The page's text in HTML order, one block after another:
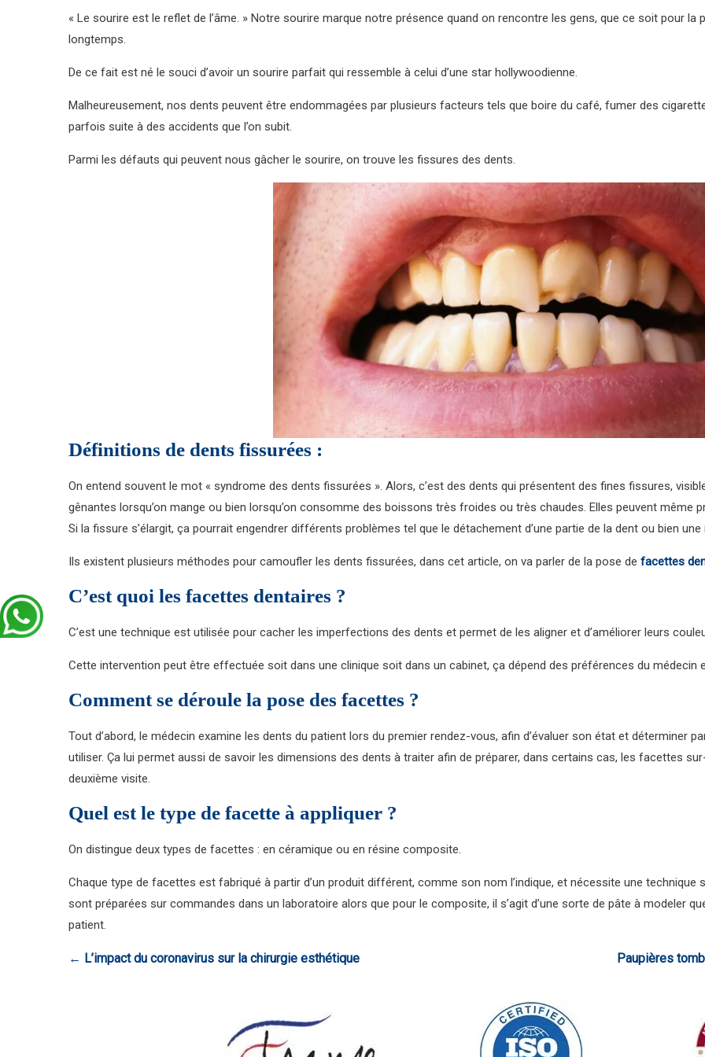
« Le sourire est le reflet de l’âme. » Notre sourire marque notre présence quand on rencontre les gens, que ce soit pour la
longtemps.
De ce fait est né le souci d’avoir un sourire parfait qui ressemble à celui d’une star hollywoodienne.
Malheureusement, nos dents peuvent être endommagées par plusieurs facteurs tels que boire du café, fumer des
parfois suite à des accidents que l’on subit.
Parmi les défauts qui peuvent nous gâcher le sourire, on trouve les fissures des dents.
Définitions de dents fissurées :
On entend souvent le mot « syndrome des dents fissurées ». Alors, c’est des dents qui présentent des fines fissures,
gênantes lorsqu’on mange ou bien lorsqu’on consomme des boissons très froides ou très chaudes. Elles peuvent même
Si la fissure s’élargit, ça pourrait engendrer différents problèmes tel que le détachement d’une partie de la dent ou bien
Ils existent plusieurs méthodes pour camoufler les dents fissurées, dans cet article, on va parler de la pose de facettes
C’est quoi les facettes dentaires ?
C’est une technique est utilisée pour cacher les imperfections des dents et permet de les aligner et d’améliorer leurs
Cette intervention peut être effectuée soit dans une clinique soit dans un cabinet, ça dépend des préférences du médecin
Comment se déroule la pose des facettes ?
Tout d’abord, le médecin examine les dents du patient lors du premier rendez-vous, afin d’évaluer son état et déterminer
utiliser. Ça lui permet aussi de savoir les dimensions des dents à traiter afin de préparer, dans certains cas, les facettes
deuxième visite.
Quel est le type de facette à appliquer ?
On distingue deux types de facettes : en céramique ou en résine composite.
Chaque type de facettes est fabriqué à partir d’un produit différent, comme son nom l’indique, et nécessite une technique
sont préparées sur commandes dans un laboratoire alors que pour le composite, il s’agit d’une sorte de pâte à modeler
patient.
← L’impact du coronavirus sur la chirurgie esthétique Paupières